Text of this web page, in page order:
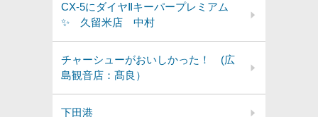
CX-5にダイヤⅡキーパープレミアム
✨️ 久留米店 中村
チャーシューがおいしかった！ (広
島観音店：髙良）
下田港